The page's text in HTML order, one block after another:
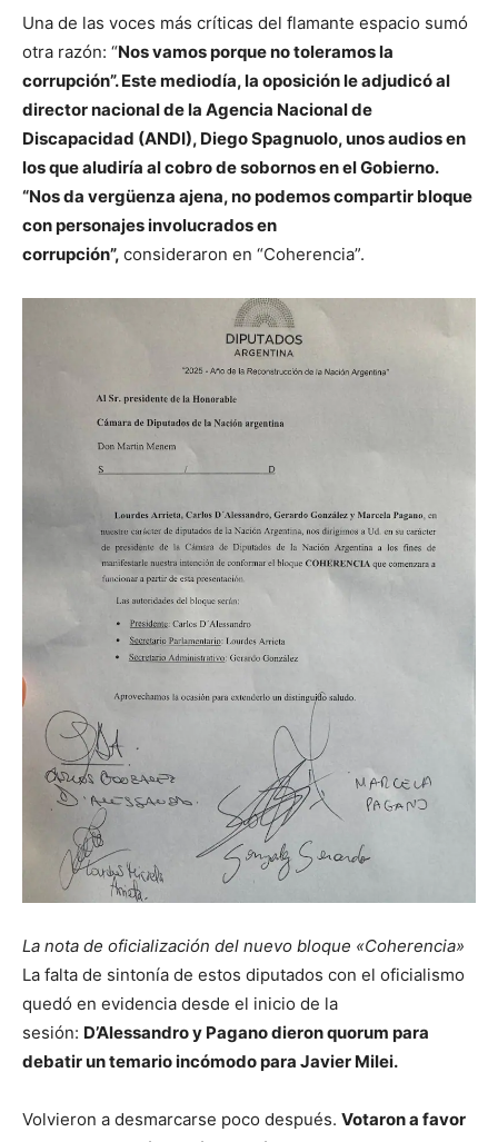
Una de las voces más críticas del flamante espacio sumó
otra razón: “Nos vamos porque no toleramos la
corrupción”. Este mediodía, la oposición le adjudicó al
director nacional de la Agencia Nacional de
Discapacidad (ANDI), Diego Spagnuolo, unos audios en
los que aludiría al cobro de sobornos en el Gobierno.
“Nos da vergüenza ajena, no podemos compartir bloque
con personajes involucrados en
corrupción”, consideraron en “Coherencia”.
La nota de oficialización del nuevo bloque «Coherencia»
La falta de sintonía de estos diputados con el oficialismo
quedó en evidencia desde el inicio de la
sesión: D’Alessandro y Pagano dieron quorum para
debatir un temario incómodo para Javier Milei.
Volvieron a desmarcarse poco después. Votaron a favor